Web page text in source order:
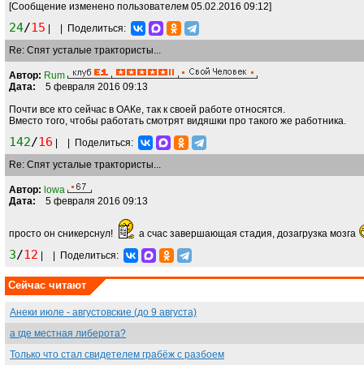
[Сообщение изменено пользователем 05.02.2016 09:12]
24/15
Поделиться:
Re: Спят усталые трактористы...
Автор: Rum
Дата: 5 февраля 2016 09:13
Почти все кто сейчас в ОАКе, так к своей работе относятся.
Вместо того, чтобы работать смотрят видяшки про такого же работника.
142/16
Поделиться:
Re: Спят усталые трактористы...
Автор: lowa
Дата: 5 февраля 2016 09:13
просто он сникерснул! а счас завершающая стадия, дозагрузка мозга
3/12 Поделиться:
Сейчас читают
Анеки июле - августовские (до 9 августа)
а где местная либерота?
Только что стал свидетелем грабёж с разбоем